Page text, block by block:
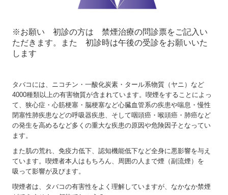
アミノインデックス(ユーコープ)
軽度認知障害(MCI)検査
グラッシュビスタ(睫毛用育毛剤)
禁煙治療
花粉症治療
予防接種
特定健診
お便り
スタッフ募集
※お願い 初診の方は 禁煙治療の問診票をご記入い
ただきます。
また 初診時は午後の受診をお願いいた
します
タバコには、ニコチン・一酸化炭素・タール系物質（ヤニ）など
4000種類以上の有害物質が含まれています。喫煙をすることによっ
て、狭心症・心筋梗塞・脳梗塞など心臓血管系の疾患や喘息・慢性
閉塞性肺疾患などの呼吸器疾患、そして咽頭癌・喉頭癌・肺癌など
の発生を高めるなど多くの重大な疾患の原因や危険因子となってい
ます。
また肌の荒れ、免疫力低下、認知機能低下など全身に悪影響を与え
ています。喫煙者本人はもちろん、周囲の人まで煙（副流煙）を
吸って影響が及びます。
喫煙者は、タバコの有害性をよく理解していますが、なかなか禁煙